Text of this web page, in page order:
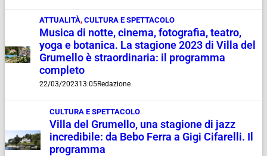
ATTUALITÀ, CULTURA E SPETTACOLO
Musica di notte, cinema, fotografia, teatro,
yoga e botanica. La stagione 2023 di Villa del
Grumello è straordinaria: il programma
completo
22/03/202313:05Redazione
CULTURA E SPETTACOLO
Villa del Grumello, una stagione di jazz
incredibile: da Bebo Ferra a Gigi Cifarelli. Il
programma